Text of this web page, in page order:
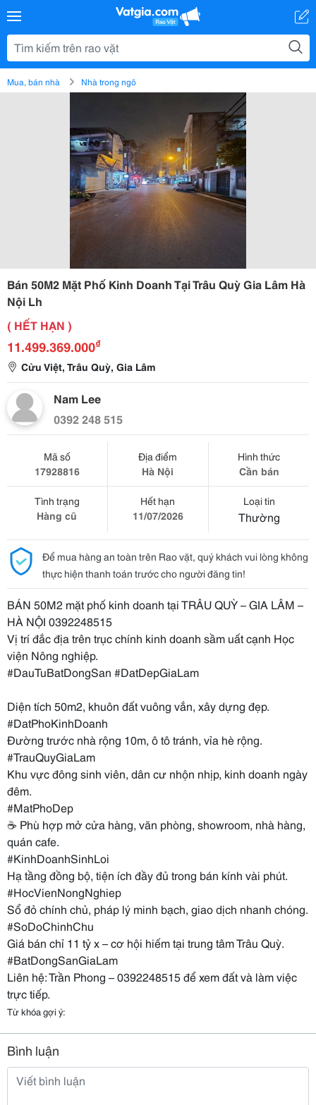
Mua, bán nhà Nhà trong ngõ
Bán 50M2 Mặt Phố Kinh Doanh Tại Trâu Quỳ Gia Lâm Hà
Nội Lh
( HẾT HẠN )
11.499.369.000₫
Cửu Việt, Trâu Quỳ, Gia Lâm
Nam Lee
0392 248 515
Mã số
17928816
Địa điểm
Hà Nội
Hình thức
Cần bán
Tình trạng
Hàng cũ
Hết hạn
11/07/2026
Loại tin
Thường
Để mua hàng an toàn trên Rao vặt, quý khách vui lòng không
thực hiện thanh toán trước cho người đăng tin!
BÁN 50M2 mặt phố kinh doanh tại TRÂU QUỲ – GIA LÂM –
HÀ NỘI 0392248515
Vị trí đắc địa trên trục chính kinh doanh sầm uất cạnh Học
viện Nông nghiệp.
#DauTuBatDongSan #DatDepGiaLam
Diện tích 50m2, khuôn đất vuông vắn, xây dựng đẹp.
#DatPhoKinhDoanh
Đường trước nhà rộng 10m, ô tô tránh, vỉa hè rộng.
#TrauQuyGiaLam
Khu vực đông sinh viên, dân cư nhộn nhịp, kinh doanh ngày
đêm.
#MatPhoDep
☕ Phù hợp mở cửa hàng, văn phòng, showroom, nhà hàng,
quán cafe.
#KinhDoanhSinhLoi
Hạ tầng đồng bộ, tiện ích đầy đủ trong bán kính vài phút.
#HocVienNongNghiep
Sổ đỏ chính chủ, pháp lý minh bạch, giao dịch nhanh chóng.
#SoDoChinhChu
Giá bán chỉ 11 tỷ x – cơ hội hiếm tại trung tâm Trâu Quỳ.
#BatDongSanGiaLam
Liên hệ: Trần Phong – 0392248515 để xem đất và làm việc
trực tiếp.
Từ khóa gợi ý:
Bình luận